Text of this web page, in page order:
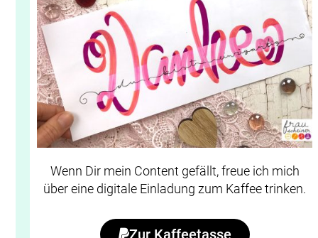
Wenn Dir mein Content gefällt, freue ich mich
über eine digitale Einladung zum Kaffee trinken.
Zur Kaffeetasse